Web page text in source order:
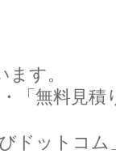
す。
「無料見積
ドットコ